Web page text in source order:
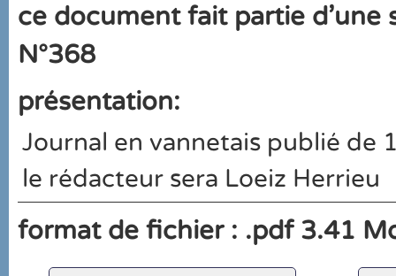
ce document fait partie d'une
N°368
présentation:
Journal en vannetais publié de
le rédacteur sera Loeiz Herrieu
format de fichier : .pdf 3.41